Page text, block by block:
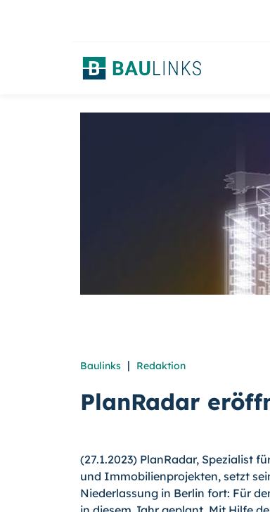
Baulinks | Redaktion
PlanRadar
(27.1.2023) PlanRadar, Spezialist
und Immobilienprojekten, setzt
Niederlassung in Berlin fort: Für